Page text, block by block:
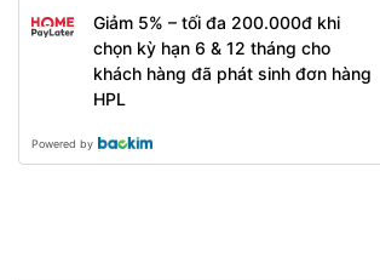
Giảm 5% – tối đa 200.000đ khi
chọn kỳ hạn 6 & 12 tháng cho
khách hàng đã phát sinh đơn hàng
HPL
Powered by